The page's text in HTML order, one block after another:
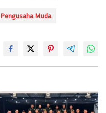
Pengusaha Muda